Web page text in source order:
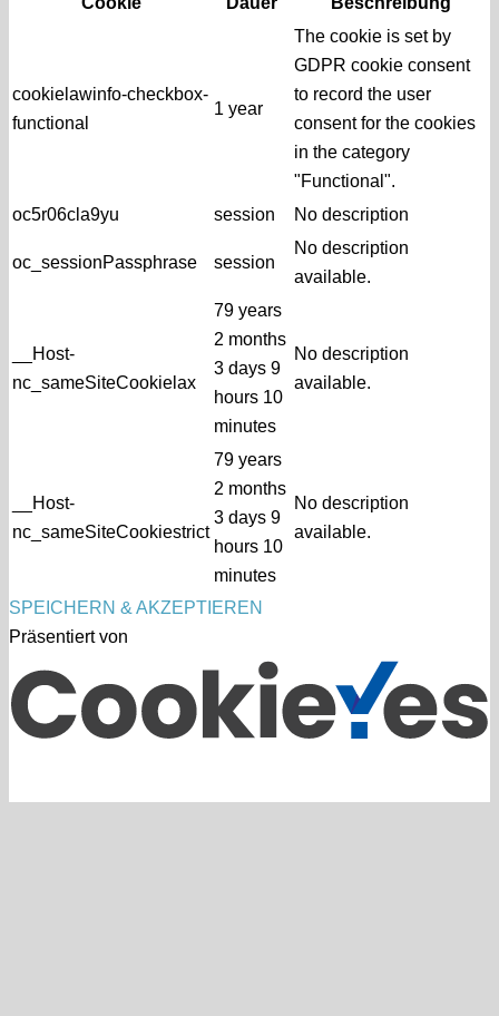
cookielawinfo-checkbox-
functional
1 year
The cookie is set by
GDPR cookie consent
to record the user
consent for the cookies
in the category
"Functional".
oc5r06cla9yu
session No description
oc_sessionPassphrase session
No description
available.
__Host-
nc_sameSiteCookielax
79 years
2 months
3 days 9
hours 10
minutes
No description
available.
__Host-
nc_sameSiteCookiestrict
79 years
2 months
3 days 9
hours 10
minutes
No description
available.
SPEICHERN & AKZEPTIEREN
Präsentiert von